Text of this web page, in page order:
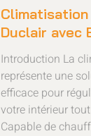
Duclair avec
Introduction La
représente une
efficace pour
votre intérieur
Capable de